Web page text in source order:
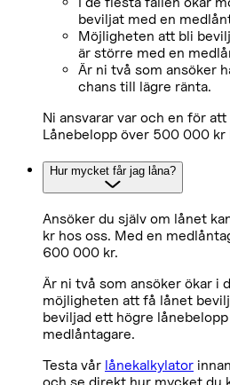
beviljat med en
Möjligheten att bli
är större med en
Är ni två som ansöker
chans till lägre ränta.
Ni ansvarar var och en för
Lånebelopp över 500 000 kr
Hur mycket får jag låna?
Ansöker du själv om lånet
kr hos oss. Med en
600 000 kr.
Är ni två som ansöker ökar i
möjligheten att få lånet
beviljad ett högre
medlåntagare.
Testa vår lånekalkylator